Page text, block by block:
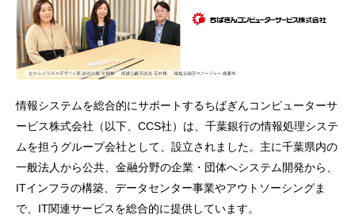
情報システムを総合的にサポートするちばぎんコンピューターサ
ービス株式会社（以下、CCS社）は、千葉銀行の情報処理システ
ムを担うグループ会社として、設立されました。主に千葉県内の
一般法人から公共、金融分野の企業・団体へシステム開発から、
ITインフラの構築、データセンター事業やアウトソーシングま
で、IT関連サービスを総合的に提供しています。